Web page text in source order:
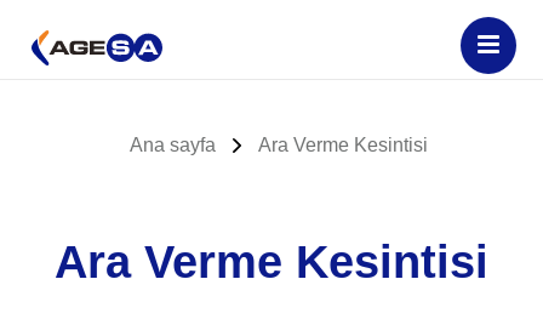
Ana sayfa Ara Verme Kesintisi
Ara Verme Kesintisi